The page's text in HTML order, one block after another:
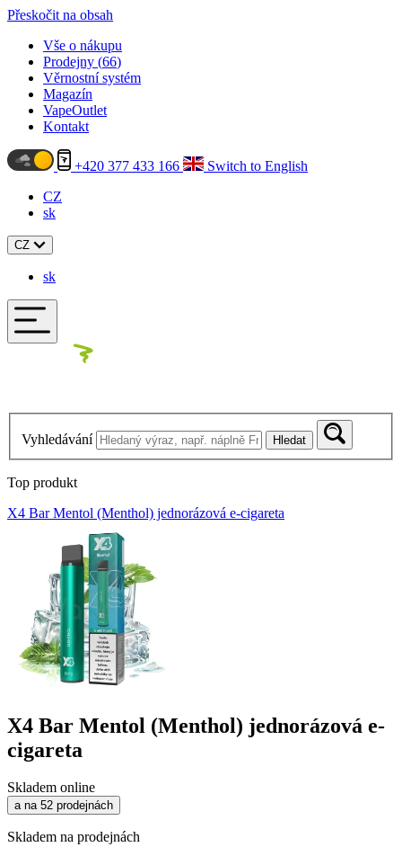
Přeskočit na obsah
Vše o nákupu
Prodejny (66)
Věrnostní systém
Magazín
VapeOutlet
Kontakt
+420 377 433 166
Switch to English
CZ
sk
CZ
sk
Vyhledávání Hledat
Top produkt
X4 Bar Mentol (Menthol) jednorázová e-cigareta
X4 Bar Mentol (Menthol) jednorázová e-
cigareta
Skladem online
a na 52 prodejnách
Skladem na prodejnách